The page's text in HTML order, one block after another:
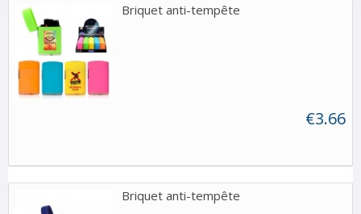
Briquet anti-tempête
€3.66
Briquet anti-tempête